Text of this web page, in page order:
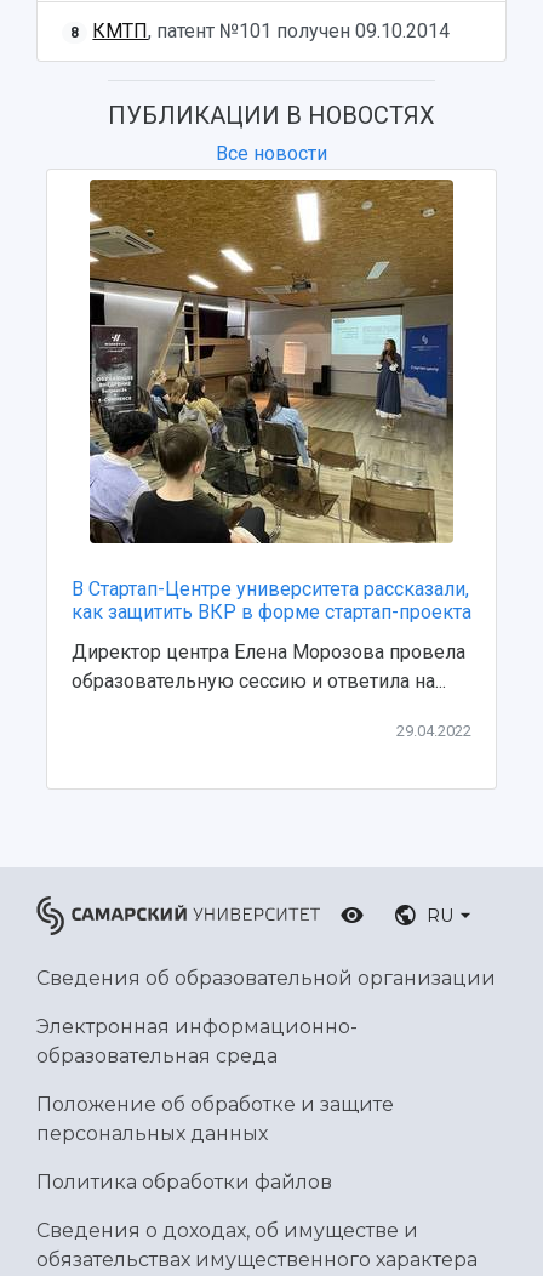
Учебный аэродром
Центр истории авиационных двигателей
Умный дом бабочек
Международный межвузовский кампус
Сведения об образовательной организации
Официальные документы
8 КМТП, патент №101 получен09.10.2014
ПУБЛИКАЦИИ В НОВОСТЯХ
Все новости
В Стартап-Центре университета рассказали,
как защитить ВКР в форме стартап-проекта
Директор центра Елена Морозова провела
образовательную сессию и ответила на...
29.04.2022
RU
Сведения об образовательной организации
Электронная информационно-
образовательная среда
Положение об обработке и защите
персональных данных
Политика обработки файлов
Сведения о доходах, об имуществе и
обязательствах имущественного характера